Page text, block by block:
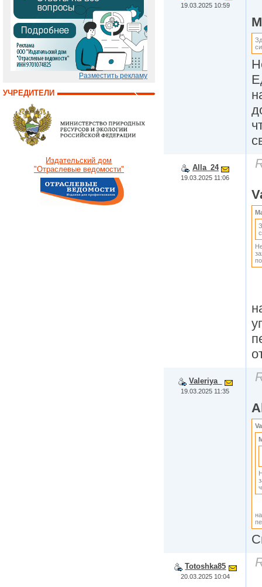
Разместить рекламу
УЧРЕДИТЕЛИ
Издательский дом
"Отраслевые ведомости"
19.03.2025 10:59
Alla_24
19.03.2025 11:06
Valeriya_
19.03.2025 11:35
Totoshka85
20.03.2025 10:04